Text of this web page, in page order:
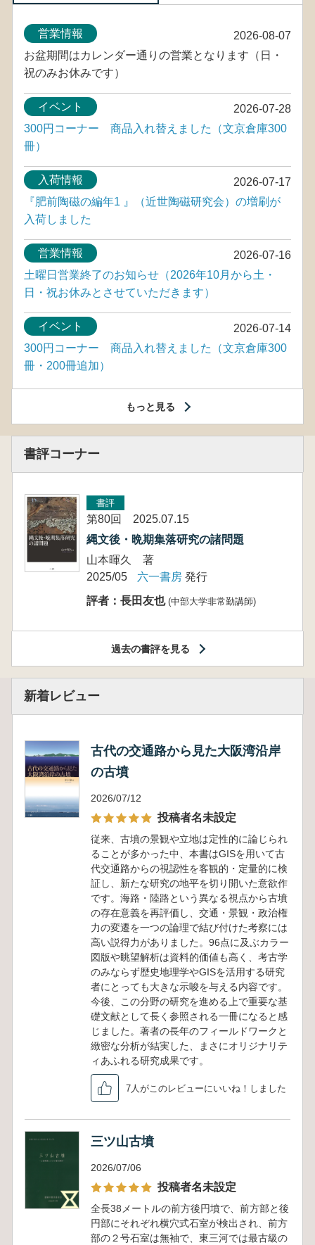
2026-08-07
営業情報
お盆期間はカレンダー通りの営業となります（日・
祝のみお休みです）
2026-07-28
イベント
300円コーナー 商品入れ替えました（文京倉庫300
冊）
2026-07-17
入荷情報
『肥前陶磁の編年1 』（近世陶磁研究会）の増刷が
入荷しました
2026-07-16
営業情報
土曜日営業終了のお知らせ（2026年10月から土・
日・祝お休みとさせていただきます）
2026-07-14
イベント
300円コーナー 商品入れ替えました（文京倉庫300
冊・200冊追加）
もっと見る
書評コーナー
書評
第80回 2025.07.15
縄文後・晩期集落研究の諸問題
山本暉久 著
2025/05
六一書房 発行
評者：長田友也 (中部大学非常勤講師)
過去の書評を見る
新着レビュー
古代の交通路から見た大阪湾沿岸
の古墳
2026/07/12
投稿者名未設定
従来、古墳の景観や立地は定性的に論じられ
ることが多かった中、本書はGISを用いて古
代交通路からの視認性を客観的・定量的に検
証し、新たな研究の地平を切り開いた意欲作
です。海路・陸路という異なる視点から古墳
の存在意義を再評価し、交通・景観・政治権
力の変遷を一つの論理で結び付けた考察には
高い説得力がありました。96点に及ぶカラー
図版や眺望解析は資料的価値も高く、考古学
のみならず歴史地理学やGISを活用する研究
者にとっても大きな示唆を与える内容です。
今後、この分野の研究を進める上で重要な基
礎文献として長く参照される一冊になると感
じました。著者の長年のフィールドワークと
緻密な分析が結実した、まさにオリジナリテ
ィあふれる研究成果です。
7人がこのレビューにいいね！しました
三ツ山古墳
2026/07/06
投稿者名未設定
全長38メートルの前方後円墳で、前方部と後
円部にそれぞれ横穴式石室が検出され、前方
部の２号石室は無袖で、東三河では最古級の